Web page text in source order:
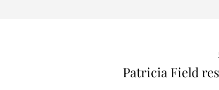
Patricia Field